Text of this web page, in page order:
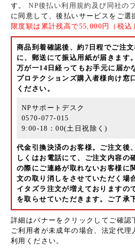
す。NP後払い利用規約及び同社の
に同意して、後払いサービスをご選
限度額は累計残高で55,000円（税込
商品到着確認後、約7日程でご注
に、郵送にて振込用紙が届きます。
万が一14日経ってもお手元に届か
プロテクションズ購入者様向け窓
ください。
NPサポートデスク
0570-077-015
9:00-18：00(土日祝除く)
代金引換決済のお客様。ご注文後
しくはお電話にて、ご注文内容の
の際にご連絡が取れないお客様に
文の取り消しをさせていただく場
イタズラ注文が増えておりますの
を取らせていただきます。ご了承
詳細はバナーをクリックしてご確認
ご利用者が未成年の場合、法定代理
利用ください。